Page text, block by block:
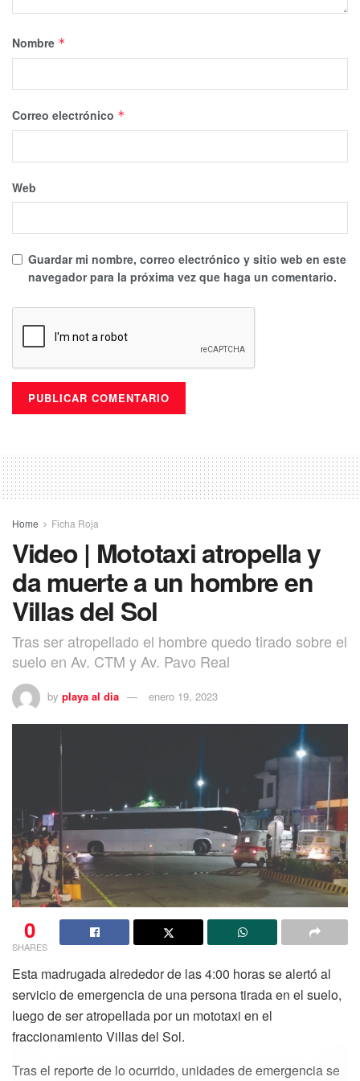
Nombre *
Correo electrónico *
Web
Guardar mi nombre, correo electrónico y sitio web en este
navegador para la próxima vez que haga un comentario.
Home Ficha Roja
Video | Mototaxi atropella y
da muerte a un hombre en
Villas del Sol
Tras ser atropellado el hombre quedo tirado sobre el
suelo en Av. CTM y Av. Pavo Real
by playa al dia enero 19, 2023
0
SHARES
Esta madrugada alrededor de las 4:00 horas se alertó al
servicio de emergencia de una persona tirada en el suelo,
luego de ser atropellada por un mototaxi en el
fraccionamiento Villas del Sol.
Tras el reporte de lo ocurrido, unidades de emergencia se